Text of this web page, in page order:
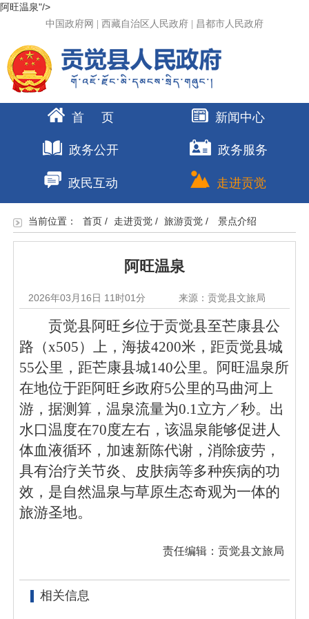
阿旺温泉"/>
中国政府网 西藏自治区人民政府 昌都市人民政府
首 页 新闻中心
政务公开 政务服务
政民互动 走进贡觉
当前位置： 首页/ 走进贡觉/ 旅游贡觉/ 景点介绍
阿旺温泉
2026年03月16日 11时01分 来源：贡觉县文旅局
贡觉县阿旺乡位于贡觉县至芒康县公
路（x505）上，海拔4200米，距贡觉县城
55公里，距芒康县城140公里。阿旺温泉所
在地位于距阿旺乡政府5公里的马曲河上
游，据测算，温泉流量为0.1立方／秒。出
水口温度在70度左右，该温泉能够促进人
体血液循环，加速新陈代谢，消除疲劳，
具有治疗关节炎、皮肤病等多种疾病的功
效，是自然温泉与草原生态奇观为一体的
旅游圣地。
责任编辑：贡觉县文旅局
相关信息